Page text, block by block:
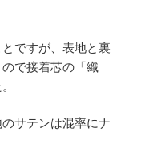
ですが、表地と裏
で接着芯の「織
サテンは混率にナ